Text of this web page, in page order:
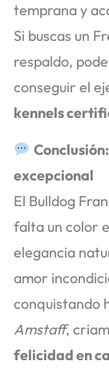
temprana y
Si buscas un
respaldo,
conseguir el
kennels
excepcional
El Bulldog
falta un color
elegancia
amor
conquistando
Amstaff,
felicidad en